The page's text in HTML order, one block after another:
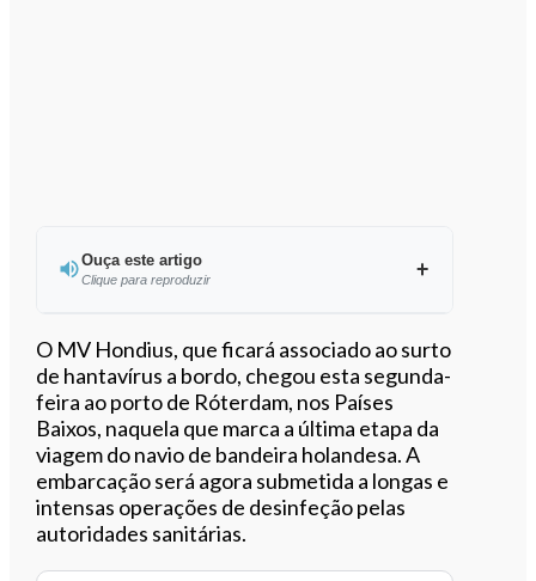
Ouça este artigo
Clique para reproduzir
Ouvir este artigo
O MV Hondius, que ficará associado ao surto
de hantavírus a bordo, chegou esta segunda-
feira ao porto de Róterdam, nos Países
Baixos, naquela que marca a última etapa da
viagem do navio de bandeira holandesa. A
embarcação será agora submetida a longas e
intensas operações de desinfeção pelas
autoridades sanitárias.